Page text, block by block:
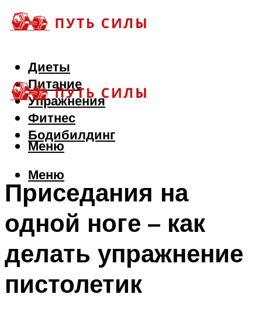
Диеты
Питание
Упражнения
Фитнес
Бодибилдинг
Меню
Меню
Приседания на
одной ноге – как
делать упражнение
пистолетик